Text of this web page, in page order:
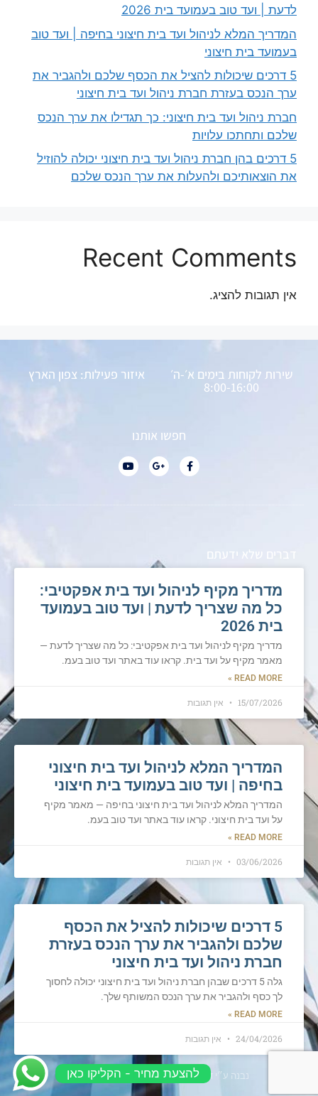
לדעת | ועד טוב בעמועד בית 2026
המדריך המלא לניהול ועד בית חיצוני בחיפה | ועד טוב
בעמועד בית חיצוני
5 דרכים שיכולות להציל את הכסף שלכם ולהגביר את
ערך הנכס בעזרת חברת ניהול ועד בית חיצוני
חברת ניהול ועד בית חיצוני: כך תגדילו את ערך הנכס
שלכם ותחתכו עלויות
5 דרכים בהן חברת ניהול ועד בית חיצוני יכולה להוזיל
את הוצאותיכם ולהעלות את ערך הנכס שלכם
Recent Comments
אין תגובות להציג.
שירות לקוחות בימים א׳-ה׳
8:00-16:00
איזור פעילות: צפון הארץ
חפשו אותנו
דברים שלא ידעתם
מדריך מקיף לניהול ועד בית אפקטיבי:
כל מה שצריך לדעת | ועד טוב בעמועד
בית 2026
מדריך מקיף לניהול ועד בית אפקטיבי: כל מה שצריך לדעת —
מאמר מקיף על ועד בית. קראו עוד באתר ועד טוב בעמ.
READ MORE »
15/07/2026 אין תגובות
המדריך המלא לניהול ועד בית חיצוני
בחיפה | ועד טוב בעמועד בית חיצוני
המדריך המלא לניהול ועד בית חיצוני בחיפה — מאמר מקיף
על ועד בית חיצוני. קראו עוד באתר ועד טוב בעמ.
READ MORE »
03/06/2026 אין תגובות
5 דרכים שיכולות להציל את הכסף
שלכם ולהגביר את ערך הנכס בעזרת
חברת ניהול ועד בית חיצוני
גלה 5 דרכים שבהן חברת ניהול ועד בית חיצוני יכולה לחסוך
לך כסף ולהגביר את ערך הנכס המשותף שלך.
READ MORE »
24/04/2026 אין תגובות
נבנה ע״י דיגיסמארט בניית אתרים 0509006969
להצעת מחיר - הקליקו כאן